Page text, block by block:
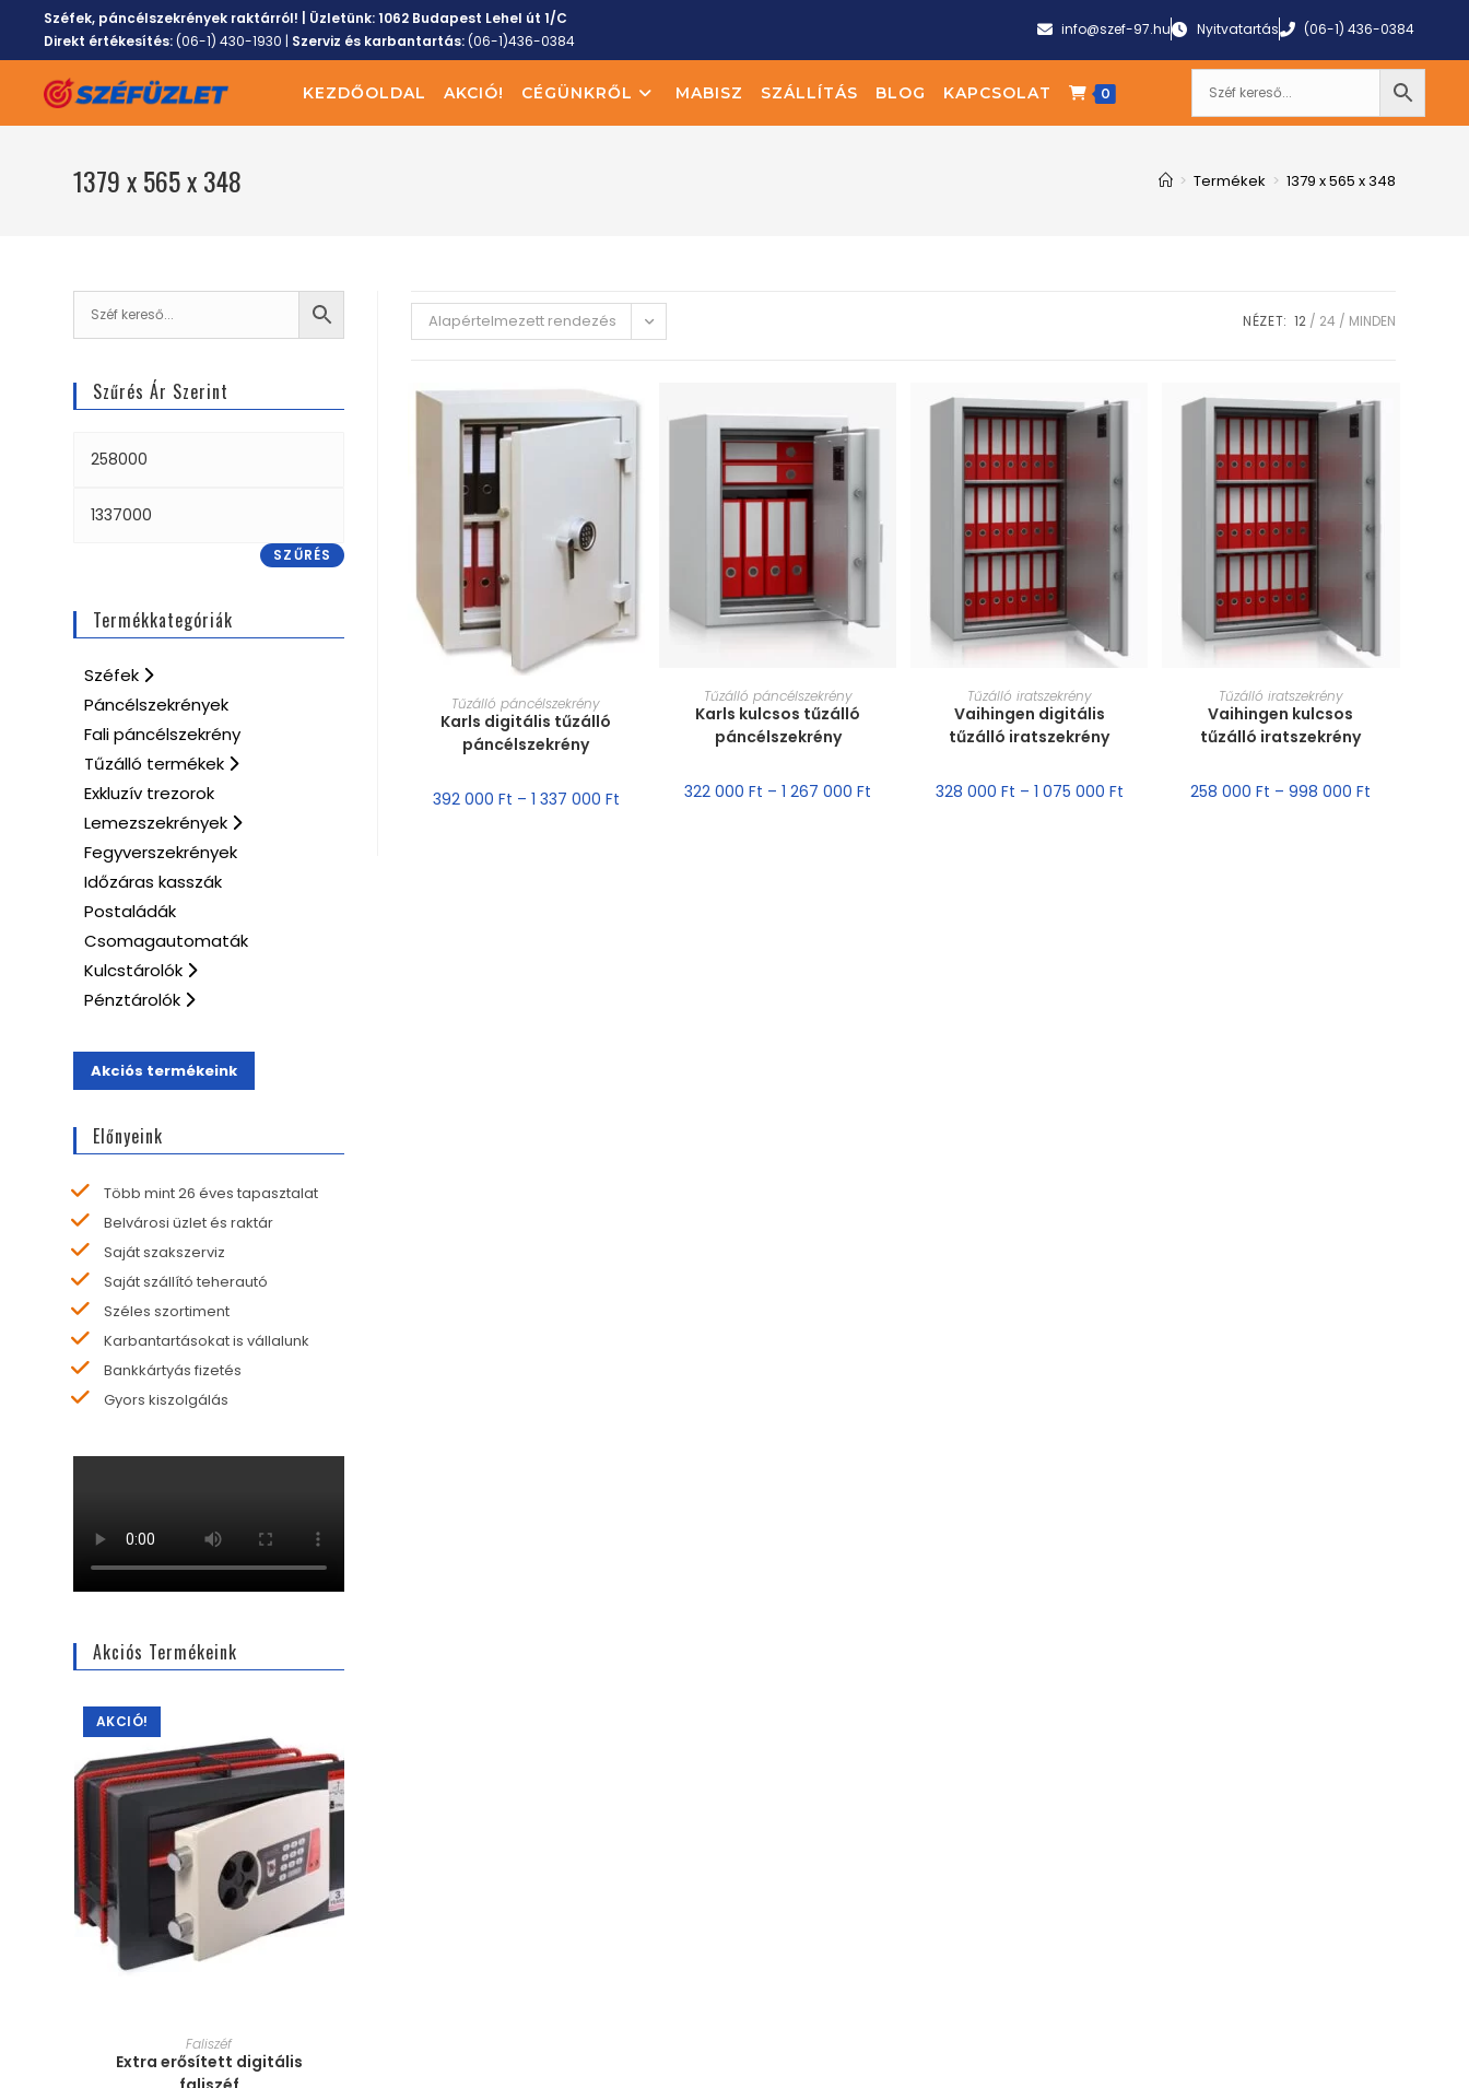
Széfek, páncélszekrények raktárról! | Üzletünk:1062 Budapest Lehel út 1/C
Direkt értékesítés:(06-1) 430-1930 | Szerviz és karbantartás:(06-1)436-0384
info@szef-97.hu Nyitvatartás (06-1) 436-0384
KEZDŐOLDAL AKCIÓ! CÉGÜNKRŐL MABISZ SZÁLLÍTÁS BLOG KAPCSOLAT 0
1379 x 565 x 348 > Termékek > 1379 x 565 x 348
Alapértelmezett rendezés NÉZET: 12 24 MINDEN
MÉRET VÁLASZTÁSA
Tűzálló páncélszekrény
Karls digitális tűzálló
páncélszekrény
392 000 Ft – 1 337 000 Ft
MÉRET VÁLASZTÁSA
Tűzálló páncélszekrény
Karls kulcsos tűzálló
páncélszekrény
322 000Ft –1 267 000Ft
MÉRET VÁLASZTÁSA
Tűzálló iratszekrény
Vaihingen digitális
tűzálló iratszekrény
328 000 Ft – 1 075 000 Ft
MÉRET VÁLASZTÁSA
Tűzálló iratszekrény
Vaihingen kulcsos
tűzálló iratszekrény
258 000Ft –998 000Ft
Szűrés Ár Szerint
SZŰRÉS
Termékkategóriák
Széfek
Páncélszekrények
Fali páncélszekrény
Tűzálló termékek
Exkluzív trezorok
Lemezszekrények
Fegyverszekrények
Időzáras kasszák
Postaládák
Csomagautomaták
Kulcstárolók
Pénztárolók
Akciós termékeink
Előnyeink
Több mint 26 éves tapasztalat
Belvárosi üzlet és raktár
Saját szakszerviz
Saját szállító teherautó
Széles szortiment
Karbantartásokat is vállalunk
Bankkártyás fizetés
Gyors kiszolgálás
Akciós Termékeink
AKCIÓ!
MÉRET VÁLASZTÁSA
Faliszéf
Extra erősített digitális